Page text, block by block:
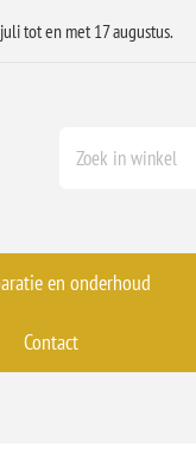
tot en met 17 augustus.
en onderhoud
Contact